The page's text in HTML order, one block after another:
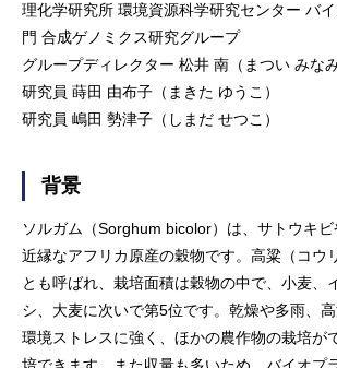
理化学研究所 環境資源科学研究センター バ
門 合成ゲノミクス研究グループ
グループディレクター 松井 南（まつい みなみ
研究員 蒔田 由布子（まきた ゆうこ）
研究員 嶋田 勢津子（しまだ せつこ）
背景
ソルガム（Sorghum bicolor）は、サトウキビ
近縁なアフリカ原産の穀物です。高粱（コウ
とも呼ばれ、栽培面積は穀物の中で、小麦、
シ、大麦に次いで第5位です。乾燥や多雨、
環境ストレスに強く、ほかの農作物の栽培が